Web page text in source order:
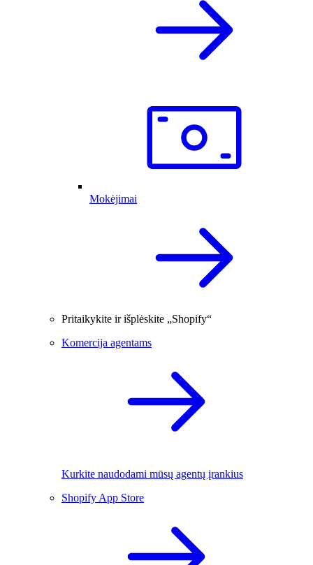
Mokėjimai
Pritaikykite ir išplėskite „Shopify“
Komercija agentams
Kurkite naudodami mūsų agentų įrankius
Shopify App Store